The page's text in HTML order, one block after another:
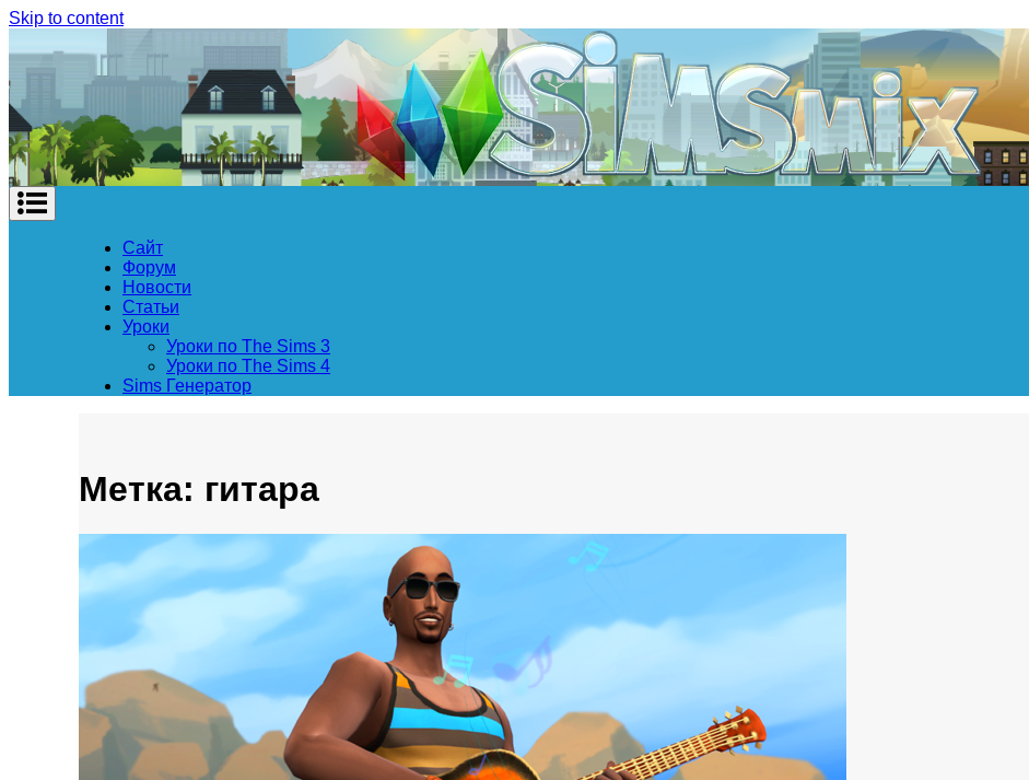
Skip to content
Сайт
Форум
Новости
Статьи
Уроки
Уроки по The Sims 3
Уроки по The Sims 4
Sims Генератор
Метка: гитара